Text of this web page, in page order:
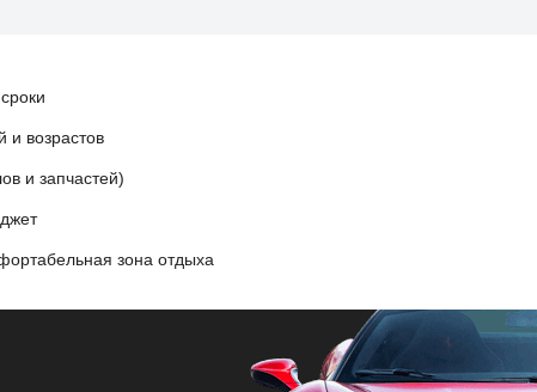
и возрастов
и запчастей)
зона отдыха